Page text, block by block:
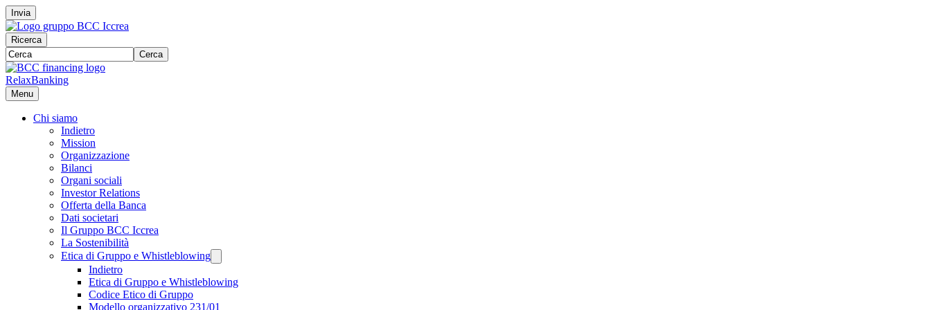
Invia
Ricerca
Cerca
RelaxBanking
Menu
Chi siamo
Indietro
Mission
Organizzazione
Bilanci
Organi sociali
Investor Relations
Offerta della Banca
Dati societari
Il Gruppo BCC Iccrea
La Sostenibilità
Etica di Gruppo e Whistleblowing
Indietro
Etica di Gruppo e Whistleblowing
Codice Etico di Gruppo
Modello organizzativo 231/01